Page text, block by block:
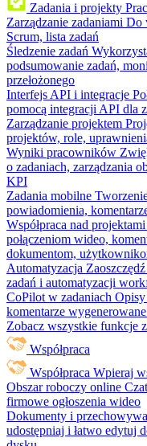
Zadania i projekty
Zarządzanie zadaniami Do
Scrum, lista zadań
Śledzenie zadań
podsumowanie zadań,
przełożonego
Interfejs API i integracje
pomocą integracji API dla
Zarządzanie projektem
projektów, role,
Wyniki pracowników
o zadaniach, zarządzania
KPI
Zadania mobilne
powiadomienia,
Współpraca nad projektami
połączeniom wideo,
dokumentom,
Automatyzacja
zadań i automatyzacji
CoPilot w zadaniach
komentarze
Zobacz wszystkie funkcje
Współpraca
Współpraca Wpieraj
Obszar roboczy online
firmowe ogłoszenia wideo
Dokumenty i
udostępniaj i łatwo edytuj